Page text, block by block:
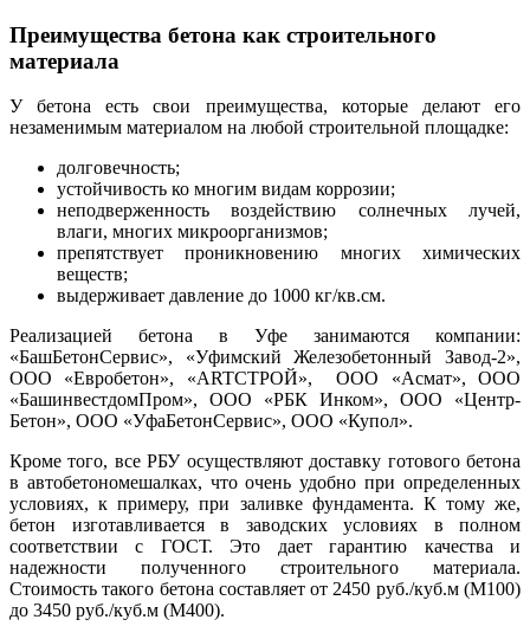
Преимущества бетона как строительного
материала
У бетона есть свои преимущества, которые делают его
незаменимым материалом на любой строительной площадке:
долговечность;
устойчивость ко многим видам коррозии;
неподверженность воздействию солнечных лучей,
влаги, многих микроорганизмов;
препятствует проникновению многих химических
веществ;
выдерживает давление до 1000 кг/кв.см.
Реализацией бетона в Уфе занимаются компании:
«БашБетонСервис», «Уфимский Железобетонный Завод-2»,
ООО «Евробетон», «ARTСТРОЙ», ООО «Асмат», ООО
«БашинвестдомПром», ООО «РБК Инком», ООО «Центр-
Бетон», ООО «УфаБетонСервис», ООО «Купол».
Кроме того, все РБУ осуществляют доставку готового бетона
в автобетономешалках, что очень удобно при определенных
условиях, к примеру, при заливке фундамента. К тому же,
бетон изготавливается в заводских условиях в полном
соответствии с ГОСТ. Это дает гарантию качества и
надежности полученного строительного материала.
Стоимость такого бетона составляет от 2450 руб./куб.м (М100)
до 3450 руб./куб.м (М400).